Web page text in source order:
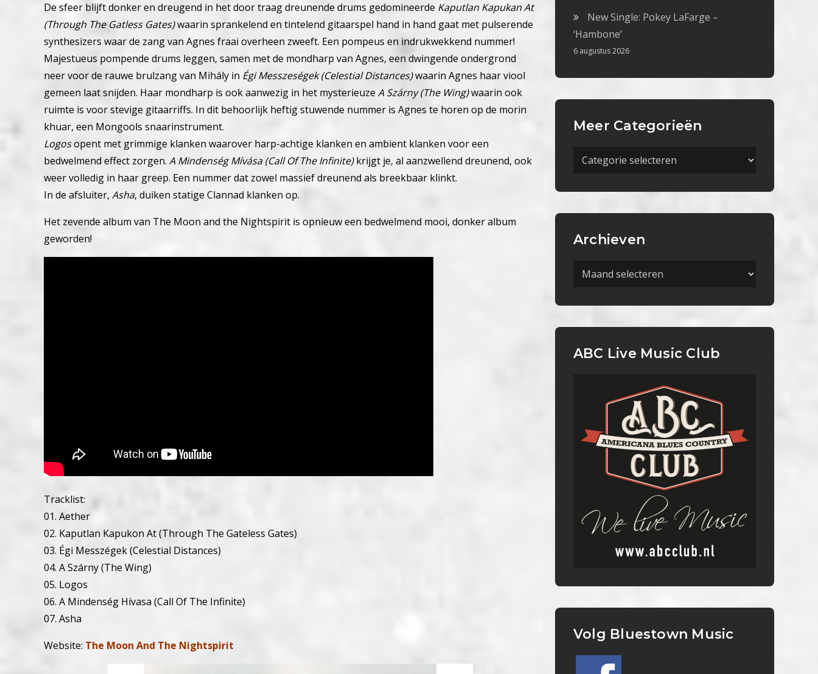
De sfeer blijft donker en dreugend in het door traag dreunende drums gedomineerde Kaputlan Kapukan At
(Through The Gatless Gates)waarin sprankelend en tintelend gitaarspel hand in hand gaat met pulserende
synthesizers waar de zang van Agnes fraai overheen zweeft. Een pompeus en indrukwekkend nummer!
Majestueus pompende drums leggen, samen met de mondharp van Agnes, een dwingende ondergrond
neer voor de rauwe brulzang van Mihály in Égi Messzeségek (Celestial Distances)waarin Agnes haar viool
gemeen laat snijden. Haar mondharp is ook aanwezig in het mysterieuze A Szárny (The Wing)waarin ook
ruimte is voor stevige gitaarriffs. In dit behoorlijk heftig stuwende nummer is Agnes te horen op de morin
khuar, een Mongools snaarinstrument.
Logosopent met grimmige klanken waarover harp-achtige klanken en ambient klanken voor een
bedwelmend effect zorgen. A Mindenség Mívása (Call Of The Infinite)krijgt je, al aanzwellend dreunend, ook
weer volledig in haar greep. Een nummer dat zowel massief dreunend als breekbaar klinkt.
In de afsluiter, Asha, duiken statige Clannad klanken op.
Het zevende album van The Moon and the Nightspirit is opnieuw een bedwelmend mooi, donker album
geworden!
Tracklist:
01. Aether
02. Kaputlan Kapukon At (Through The Gateless Gates)
03. Égi Messzégek (Celestial Distances)
04. A Szárny (The Wing)
05. Logos
06. A Mindenség Hívasa (Call Of The Infinite)
07. Asha
Website: The Moon And The Nightspirit
New Single: Pokey LaFarge –
‘Hambone’
6 augustus 2026
Meer Categorieën
Meer
Archieven
Archieven
ABC Live Music Club
Volg Bluestown Music